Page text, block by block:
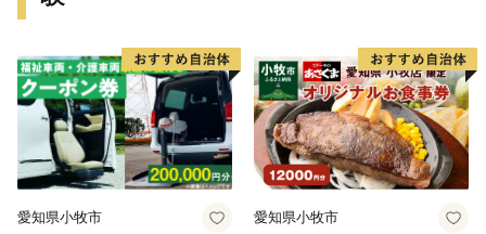
愛知県小牧市 愛知県小牧市